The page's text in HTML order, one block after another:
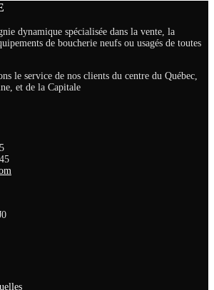
dynamique spécialisée dans la vente, la
de boucherie neufs ou usagés de toutes
le service de nos clients du centre du Québec,
et de la Capitale